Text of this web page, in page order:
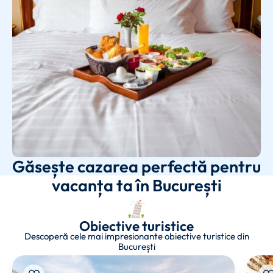
Găsește cazarea perfectă pentru
vacanța ta în București
Obiective turistice
Descoperă cele mai impresionante obiective turistice din
București